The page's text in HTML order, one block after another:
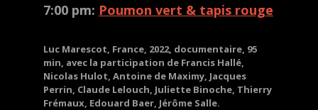
7:00 pm: Poumon vert & tapis rouge
Luc Marescot, France, 2022, documentaire, 95
min, avec la participation de Francis Hallé,
Nicolas Hulot, Antoine de Maximy, Jacques
Perrin, Claude Lelouch, Juliette Binoche, Thierry
Frémaux, Edouard Baer, Jérôme Salle.